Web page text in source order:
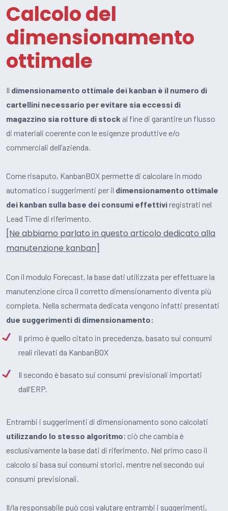
Calcolo del
dimensionamento
ottimale
Il dimensionamento ottimale dei kanban è il numero di
cartellini necessario per evitare sia eccessi di
magazzino sia rotture di stock al fine di garantire un flusso
di materiali coerente con le esigenze produttive e/o
commerciali dell’azienda.
Come risaputo, KanbanBOX permette di calcolare in modo
automatico i suggerimenti per il dimensionamento ottimale
dei kanban sulla base dei consumi effettiviregistrati nel
Lead Time di riferimento.
[Ne abbiamo parlato in questo articolo dedicato alla
manutenzione kanban]
Con il modulo Forecast, la base dati utilizzata per effettuare la
manutenzione circa il corretto dimensionamento diventa più
completa. Nella schermata dedicata vengono infatti presentati
due suggerimenti di dimensionamento:
Il primo è quello citato in precedenza, basato sui consumi
reali rilevati da KanbanBOX
Il secondo è basato sui consumi previsionali importati
dall’ERP.
Entrambi i suggerimenti di dimensionamento sono calcolati
utilizzando lo stesso algoritmo; ciò che cambia è
esclusivamente la base dati di riferimento. Nel primo caso il
calcolo si basa sui consumi storici, mentre nel secondo sui
consumi previsionali.
Il/la responsabile può così valutare entrambi i suggerimenti,